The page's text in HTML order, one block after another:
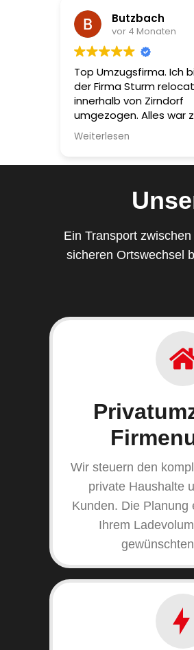
Butzbach
vor 4 Monaten
Top Umzugsfirma. Ich
der Firma Sturm
innerhalb von Zirndorf
umgezogen. Alles war
meiner Zufriedenheit
und ohne Schäden
Weiterlesen
Ein Transport
sicheren Ortswechsel
Wir steuern den
private Haushalte
Kunden. Die Planung
Ihrem